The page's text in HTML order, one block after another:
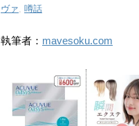
ヴァ
噂話
執筆者： mavesoku.com